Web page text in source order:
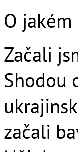
O
Začali
Shodou
začali